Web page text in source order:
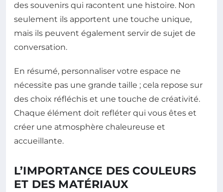
des souvenirs qui racontent une histoire. Non
seulement ils apportent une touche unique,
mais ils peuvent également servir de sujet de
conversation.
En résumé, personnaliser votre espace ne
nécessite pas une grande taille ; cela repose sur
des choix réfléchis et une touche de créativité.
Chaque élément doit refléter qui vous êtes et
créer une atmosphère chaleureuse et
accueillante.
L’IMPORTANCE DES COULEURS
ET DES MATÉRIAUX